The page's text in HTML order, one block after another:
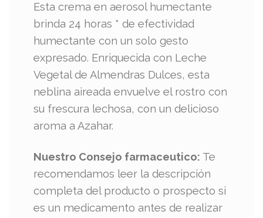
Esta crema en aerosol humectante
brinda 24 horas * de efectividad
humectante con un solo gesto
expresado. Enriquecida con Leche
Vegetal de Almendras Dulces, esta
neblina aireada envuelve el rostro con
su frescura lechosa, con un delicioso
aroma a Azahar.
Nuestro Consejo farmaceutico: Te
recomendamos leer la descripción
completa del producto o prospecto si
es un medicamento antes de realizar